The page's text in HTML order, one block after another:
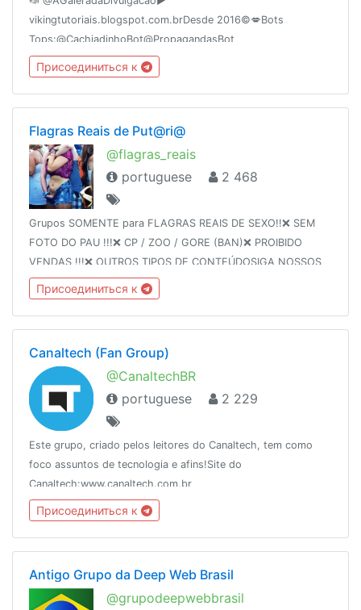
vikingtutoriais.blogspot.com.brDesde 2016©💋Bots
Tops:@CachiadinhoBot@PropagandasBot
Присоединиться к
Flagras Reais de Put@ri@
@flagras_reais
portuguese
2 468
Grupos SOMENTE para FLAGRAS REAIS DE SEXO!!❌ SEM
FOTO DO PAU !!!❌ CP / ZOO / GORE (BAN)❌ PROIBIDO
VENDAS !!!❌ OUTROS TIPOS DE CONTEÚDOSIGA NOSSOS
GRUPOS: TRANS » @trans_pauzudasFLAGRAS »
@flagras_reais
Присоединиться к
Canaltech (Fan Group)
@CanaltechBR
portuguese
2 229
Este grupo, criado pelos leitores do Canaltech, tem como
foco assuntos de tecnologia e afins!Site do
Canaltech:www.canaltech.com.br
Присоединиться к
Antigo Grupo da Deep Web Brasil
@grupodeepwebbrasil